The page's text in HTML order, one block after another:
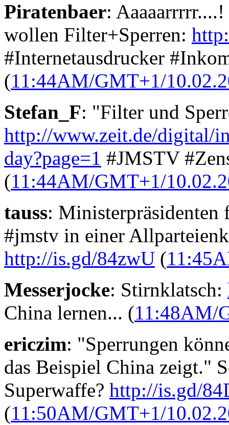
Piratenbaer:
wollen Filter+Sperren:
#Internetausdrucker
(11:44AM/GMT+1/
Stefan_F: "Filter und
http://www.zeit.de/digital/
day?page=1 #JMSTV
(11:44AM/GMT+1/
tauss: Ministerpräsidenten
#jmstv in einer
http://is.gd/84zwU (
Messerjocke: Stirnklatsch:
China lernen... (11:48AM/
ericzim: "Sperrungen
das Beispiel China zeigt."
Superwaffe? http://is.gd/
(11:50AM/GMT+1/